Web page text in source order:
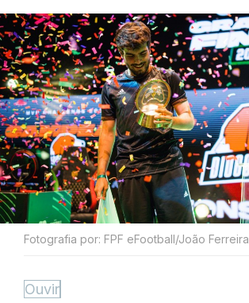
Fotografia por: FPF eFootball/João Ferreira
Ouvir